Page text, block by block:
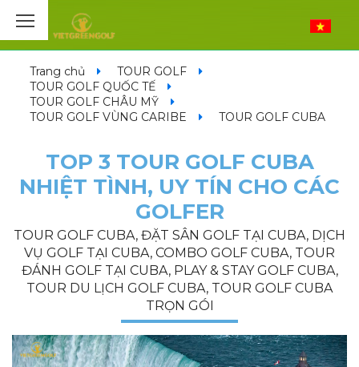
Trang chủ
TOUR GOLF
TOUR GOLF QUỐC TẾ
TOUR GOLF CHÂU MỸ
TOUR GOLF VÙNG CARIBE
TOUR GOLF CUBA
TOP 3 TOUR GOLF CUBA
NHIỆT TÌNH, UY TÍN CHO CÁC
GOLFER
TOUR GOLF CUBA, ĐẶT SÂN GOLF TẠI CUBA, DỊCH
VỤ GOLF TẠI CUBA, COMBO GOLF CUBA, TOUR
ĐÁNH GOLF TẠI CUBA, PLAY & STAY GOLF CUBA,
TOUR DU LỊCH GOLF CUBA, TOUR GOLF CUBA
TRỌN GÓI